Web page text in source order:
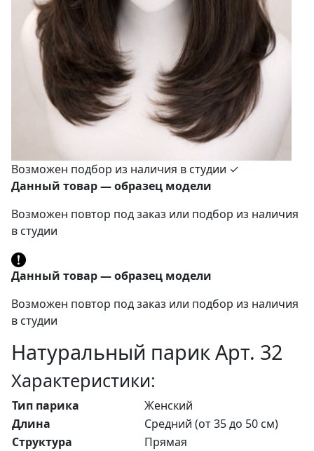
Возможен подбор из наличия в студии ✓
Данный товар — образец модели
Возможен повтор под заказ или подбор из наличия
в студии
Данный товар — образец модели
Возможен повтор под заказ или подбор из наличия
в студии
Натуральный парик Арт. 32
Характеристики:
Тип парика
Женский
Длина
Средний (от 35 до 50 см)
Структура
Прямая